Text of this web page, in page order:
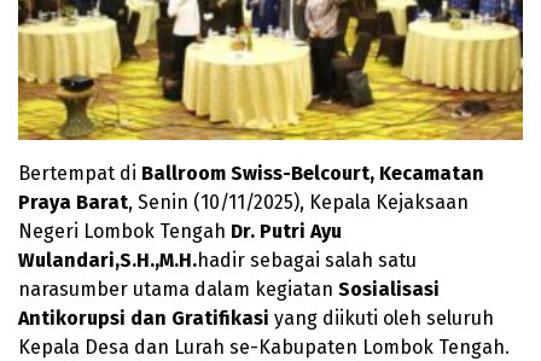
Bertempat di Ballroom Swiss-Belcourt, Kecamatan
Praya Barat, Senin (10/11/2025), Kepala Kejaksaan
Negeri Lombok Tengah Dr. Putri Ayu
Wulandari,S.H.,M.H.hadir sebagai salah satu
narasumber utama dalam kegiatan Sosialisasi
Antikorupsi dan Gratifikasi yang diikuti oleh seluruh
Kepala Desa dan Lurah se-Kabupaten Lombok Tengah.